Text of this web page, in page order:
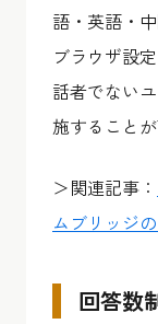
語・英語・
ブラウザ設
話者でない
施することが
＞関連記事：
ムブリッジ
回答数